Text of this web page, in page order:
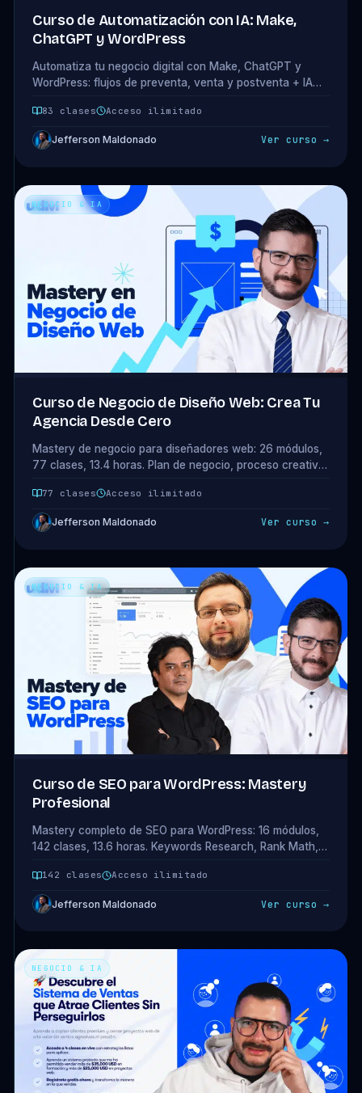
Curso de Automatización con IA: Make,
ChatGPT y WordPress
Automatiza tu negocio digital con Make, ChatGPT y
WordPress: flujos de preventa, venta y postventa + IA
83 clases Acceso ilimitado
Jefferson Maldonado Ver curso →
NEGOCIO & IA
Curso de Negocio de Diseño Web: Crea Tu
Agencia Desde Cero
Mastery de negocio para diseñadores web: 26 módulos,
77 clases, 13.4 horas. Plan de negocio, proceso creativo,
Acceso completo incluido en tu plan.
77 clases Acceso ilimitado
Jefferson Maldonado Ver curso →
NEGOCIO & IA
Curso de SEO para WordPress: Mastery
Profesional
Mastery completo de SEO para WordPress: 16 módulos,
142 clases, 13.6 horas. Keywords Research, Rank Math,
aplicado a SEO. Acceso completo incluido en tu plan.
142 clases Acceso ilimitado
Jefferson Maldonado Ver curso →
NEGOCIO & IA